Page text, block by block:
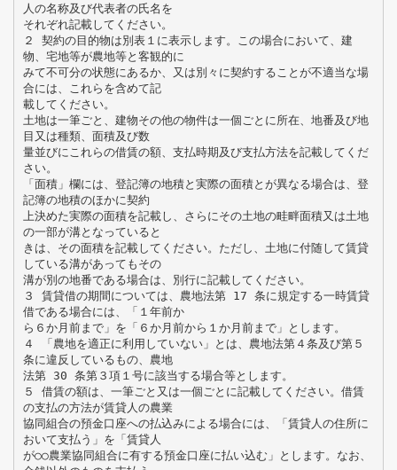
人の名称及び代表者の氏名を
それぞれ記載してください。
２ 契約の目的物は別表１に表示します。この場合において、建
物、宅地等が農地等と客観的に
みて不可分の状態にあるか、又は別々に契約することが不適当な場
合には、これらを含めて記
載してください。
土地は一筆ごと、建物その他の物件は一個ごとに所在、地番及び地
目又は種類、面積及び数
量並びにこれらの借賃の額、支払時期及び支払方法を記載してくだ
さい。
「面積」欄には、登記簿の地積と実際の面積とが異なる場合は、登
記簿の地積のほかに契約
上決めた実際の面積を記載し、さらにその土地の畦畔面積又は土地
の一部が溝となっていると
きは、その面積を記載してください。ただし、土地に付随して賃貸
している溝があってもその
溝が別の地番である場合は、別行に記載してください。
３ 賃貸借の期間については、農地法第 17 条に規定する一時賃貸
借である場合には、「１年前か
ら６か月前まで」を「６か月前から１か月前まで」とします。
４ 「農地を適正に利用していない」とは、農地法第４条及び第５
条に違反しているもの、農地
法第 30 条第３項１号に該当する場合等とします。
５ 借賃の額は、一筆ごと又は一個ごとに記載してください。借賃
の支払の方法が賃貸人の農業
協同組合の預金口座への払込みによる場合には、「賃貸人の住所に
おいて支払う」を「賃貸人
が○○農業協同組合に有する預金口座に払い込む」とします。なお、